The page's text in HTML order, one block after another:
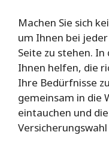
Machen Sie sich
um Ihnen bei
Seite zu stehen.
Ihnen helfen, die
Ihre Bedürfnisse
gemeinsam in die
eintauchen und